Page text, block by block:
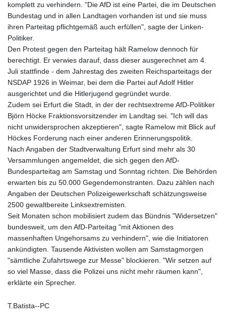
komplett zu verhindern. "Die AfD ist eine Partei, die im Deutschen
Bundestag und in allen Landtagen vorhanden ist und sie muss
ihren Parteitag pflichtgemäß auch erfüllen", sagte der Linken-
Politiker.
Den Protest gegen den Parteitag hält Ramelow dennoch für
berechtigt. Er verwies darauf, dass dieser ausgerechnet am 4.
Juli stattfinde - dem Jahrestag des zweiten Reichsparteitags der
NSDAP 1926 in Weimar, bei dem die Partei auf Adolf Hitler
ausgerichtet und die Hitlerjugend gegründet wurde.
Zudem sei Erfurt die Stadt, in der der rechtsextreme AfD-Politiker
Björn Höcke Fraktionsvorsitzender im Landtag sei. "Ich will das
nicht unwidersprochen akzeptieren", sagte Ramelow mit Blick auf
Höckes Forderung nach einer anderen Erinnerungspolitik.
Nach Angaben der Stadtverwaltung Erfurt sind mehr als 30
Versammlungen angemeldet, die sich gegen den AfD-
Bundesparteitag am Samstag und Sonntag richten. Die Behörden
erwarten bis zu 50.000 Gegendemonstranten. Dazu zählen nach
Angaben der Deutschen Polizeigewerkschaft schätzungsweise
2500 gewaltbereite Linksextremisten.
Seit Monaten schon mobilisiert zudem das Bündnis "Widersetzen"
bundesweit, um den AfD-Parteitag "mit Aktionen des
massenhaften Ungehorsams zu verhindern", wie die Initiatoren
ankündigten. Tausende Aktivisten wollen am Samstagmorgen
"sämtliche Zufahrtswege zur Messe" blockieren. "Wir setzen auf
so viel Masse, dass die Polizei uns nicht mehr räumen kann",
erklärte ein Sprecher.
T.Batista--PC